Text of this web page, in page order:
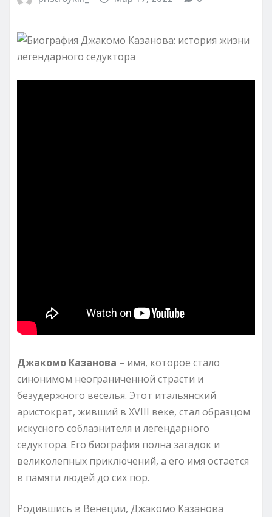
Джакомо Казанова – имя, которое стало
синонимом неограниченной страсти и
безудержного веселья. Этот итальянский
аристократ, живший в XVIII веке, стал образцом
искусного соблазнителя и легендарного
седуктора. Его биография полна загадок и
великолепных приключений, а его имя остается
в памяти людей до сих пор.
Родившись в Венеции, Джакомо Казанова